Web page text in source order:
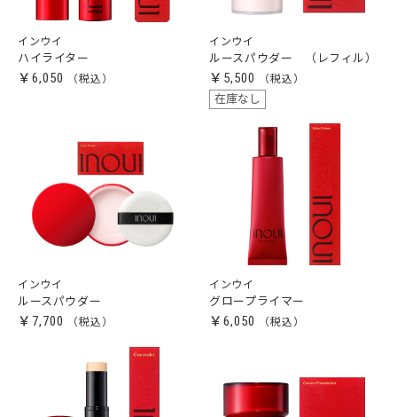
インウイ
ハイライター
￥6,050
インウイ
ルースパウダー （レフィル）
￥5,500
在庫なし
インウイ
ルースパウダー
￥7,700
インウイ
グロープライマー
￥6,050